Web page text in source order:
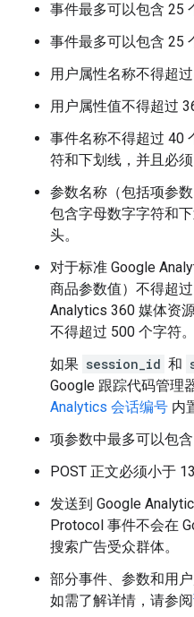
事件最多可以包含 25
事件最多可以包含 25
用户属性名称不得超过
用户属性值不得超过
事件名称不得超过 40
符和下划线，并且必须
参数名称（包括项参
包含字母数字字符和
头。
对于标准 Google
商品参数值）不得超
Analytics 360 媒体资
不得超过 500 个字符。
如果 session_id 和
Google 跟踪代码管理
Analytics 会话编号 内
项参数中最多可以包含
POST 正文必须小于
发送到 Google
Protocol 事件不会在
搜索广告受众群体。
部分事件、参数和用
如需了解详情，请参阅